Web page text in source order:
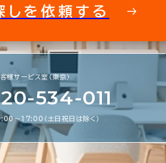
の情報がすぐに欲しい！ そんな
へお問い合わせください。 より
確に、より良い情報をお届けしま
しを依頼する
様サービス室（東京）
534-011
〜17:00（土日祝日は除く）